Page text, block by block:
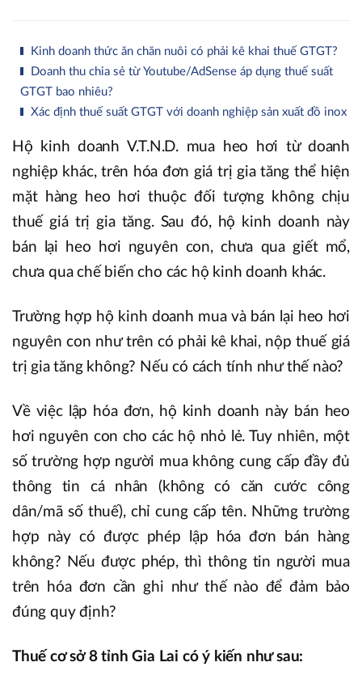
Kinh doanh thức ăn chăn nuôi có phải kê khai thuế GTGT?
Doanh thu chia sẻ từ Youtube/AdSense áp dụng thuế suất
GTGT bao nhiêu?
Xác định thuế suất GTGT với doanh nghiệp sản xuất đồ inox
Hộ kinh doanh V.T.N.D. mua heo hơi từ doanh
nghiệp khác, trên hóa đơn giá trị gia tăng thể hiện
mặt hàng heo hơi thuộc đối tượng không chịu
thuế giá trị gia tăng. Sau đó, hộ kinh doanh này
bán lại heo hơi nguyên con, chưa qua giết mổ,
chưa qua chế biến cho các hộ kinh doanh khác.
Trường hợp hộ kinh doanh mua và bán lại heo hơi
nguyên con như trên có phải kê khai, nộp thuế giá
trị gia tăng không? Nếu có cách tính như thế nào?
Về việc lập hóa đơn, hộ kinh doanh này bán heo
hơi nguyên con cho các hộ nhỏ lẻ. Tuy nhiên, một
số trường hợp người mua không cung cấp đầy đủ
thông tin cá nhân (không có căn cước công
dân/mã số thuế), chỉ cung cấp tên. Những trường
hợp này có được phép lập hóa đơn bán hàng
không? Nếu được phép, thì thông tin người mua
trên hóa đơn cần ghi như thế nào để đảm bảo
đúng quy định?
Thuế cơ sở 8 tỉnh Gia Lai có ý kiến như sau: